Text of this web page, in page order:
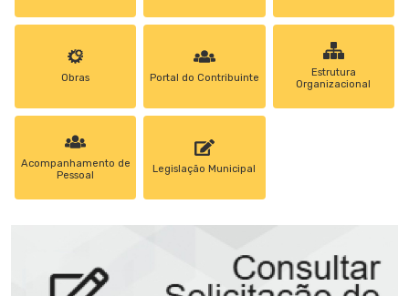
Obras Portal do Contribuinte
Estrutura
Organizacional
Acompanhamento de
Pessoal
Legislação Municipal